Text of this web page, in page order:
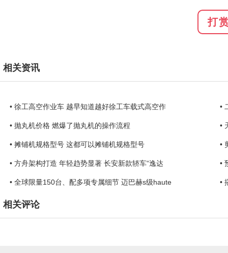
打
相关资讯
• 徐工高空作业车 越早知道越好徐工车载式高空作 •
• 抛丸机价格 燃爆了抛丸机的操作流程 •
• 摊铺机规格型号 这都可以摊铺机规格型号 •
• 方舟架构打造 年轻趋势显著 长安新款轿车“逸达 •
• 全球限量150台、配多项专属细节 迈巴赫s级haute •
相关评论